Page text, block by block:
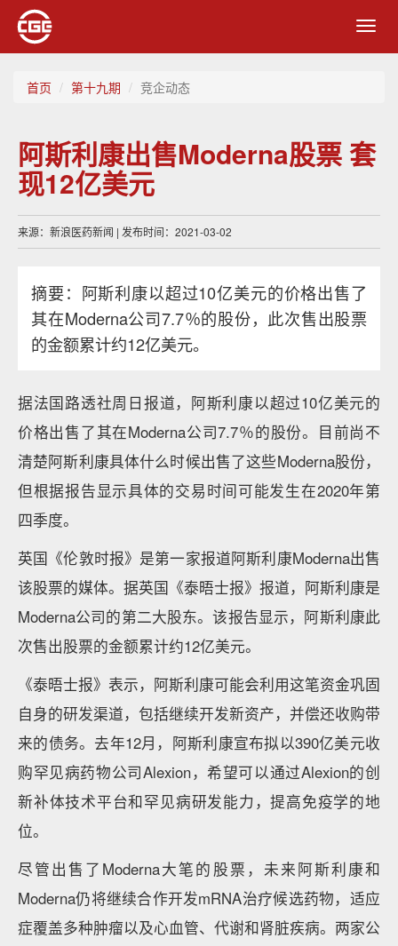
首页 第十九期 竞企动态
阿斯利康出售Moderna股票 套
现12亿美元
来源：新浪医药新闻 | 发布时间：2021-03-02
摘要：阿斯利康以超过10亿美元的价格出售了
其在Moderna公司7.7％的股份，此次售出股票
的金额累计约12亿美元。
据法国路透社周日报道，阿斯利康以超过10亿美元的
价格出售了其在Moderna公司7.7％的股份。目前尚不
清楚阿斯利康具体什么时候出售了这些Moderna股份，
但根据报告显示具体的交易时间可能发生在2020年第
四季度。
英国《伦敦时报》是第一家报道阿斯利康Moderna出售
该股票的媒体。据英国《泰晤士报》报道，阿斯利康是
Moderna公司的第二大股东。该报告显示，阿斯利康此
次售出股票的金额累计约12亿美元。
《泰晤士报》表示，阿斯利康可能会利用这笔资金巩固
自身的研发渠道，包括继续开发新资产，并偿还收购带
来的债务。去年12月，阿斯利康宣布拟以390亿美元收
购罕见病药物公司Alexion，希望可以通过Alexion的创
新补体技术平台和罕见病研发能力，提高免疫学的地
位。
尽管出售了Moderna大笔的股票，未来阿斯利康和
Moderna仍将继续合作开发mRNA治疗候选药物，适应
症覆盖多种肿瘤以及心血管、代谢和肾脏疾病。两家公